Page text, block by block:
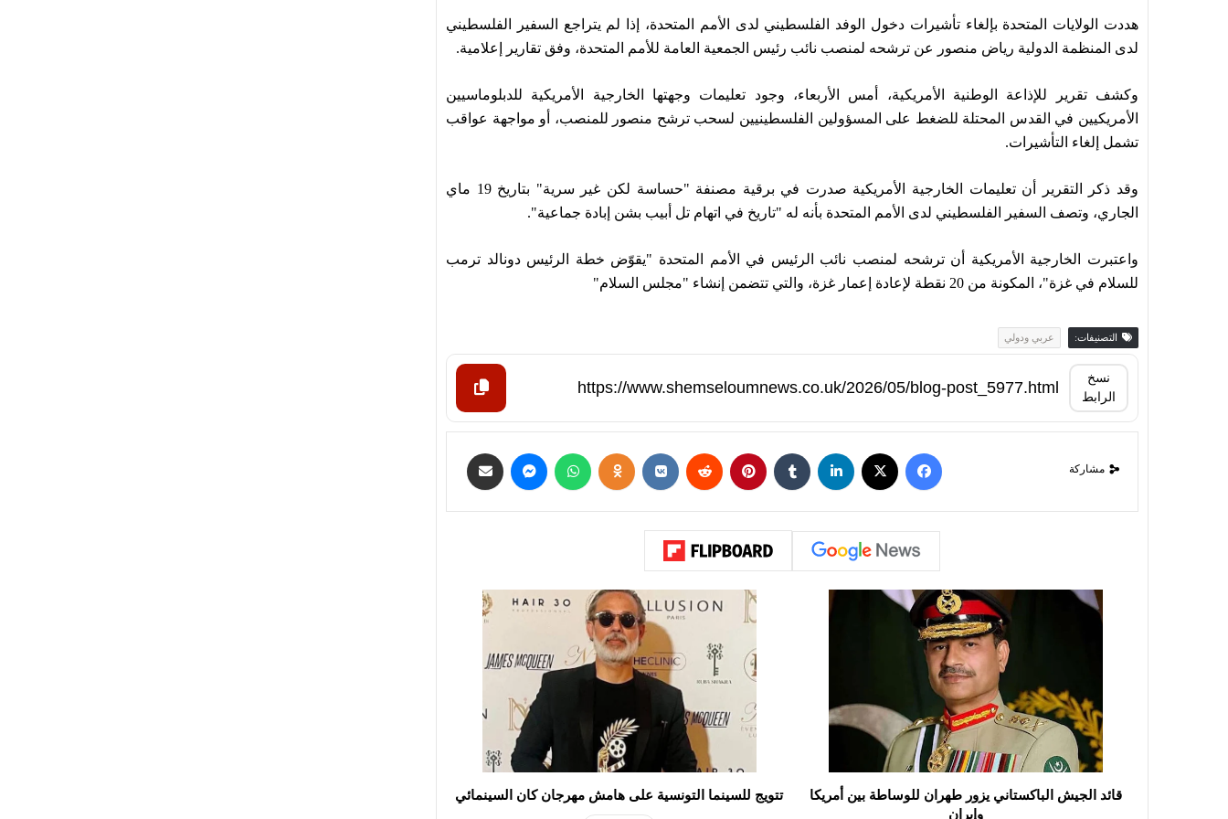
هددت الولايات المتحدة بإلغاء تأشيرات دخول الوفد الفلسطيني لدى الأمم المتحدة، إذا لم يتراجع السفير الفلسطيني
لدى المنظمة الدولية رياض منصور عن ترشحه لمنصب نائب رئيس الجمعية العامة للأمم المتحدة، وفق تقارير إعلامية.
وكشف تقرير للإذاعة الوطنية الأمريكية، أمس الأربعاء، وجود تعليمات وجهتها الخارجية الأمريكية للدبلوماسيين
الأمريكيين في القدس المحتلة للضغط على المسؤولين الفلسطينيين لسحب ترشح منصور للمنصب، أو مواجهة عواقب
تشمل إلغاء التأشيرات.
وقد ذكر التقرير أن تعليمات الخارجية الأمريكية صدرت في برقية مصنفة "حساسة لكن غير سرية" بتاريخ 19 ماي
الجاري، وتصف السفير الفلسطيني لدى الأمم المتحدة بأنه له "تاريخ في اتهام تل أبيب بشن إبادة جماعية".
واعتبرت الخارجية الأمريكية أن ترشحه لمنصب نائب الرئيس في الأمم المتحدة "يقوّض خطة الرئيس دونالد ترمب
للسلام في غزة"، المكونة من 20 نقطة لإعادة إعمار غزة، والتي تتضمن إنشاء "مجلس السلام"
التصنيفات: عربي ودولي
نسخ
الرابط
مشاركة
قائد الجيش الباكستاني يزور طهران للوساطة بين أمريكا
وإيران
تتويج للسينما التونسية على هامش مهرجان كان السينمائي